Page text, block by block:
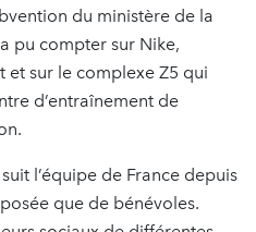
du ministère de la
pu compter sur Nike,
et sur le complexe Z5 qui
d’entraînement de
l’équipe de France depuis
que de bénévoles.